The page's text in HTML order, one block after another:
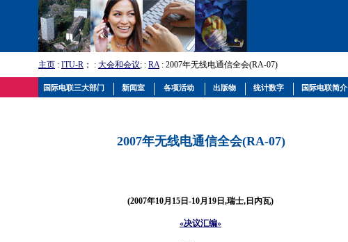
主页 : ITU-R ； : 大会和会议; : RA: 2007年无线电通信全会(RA-07)
2007年无线电通信全会(RA-07)
(2007年10月15日-10月19日,瑞士,日内瓦)
«决议汇编»
国际电联三大部门 新闻室 各项活动 出版物 统计数字 国际电联简介